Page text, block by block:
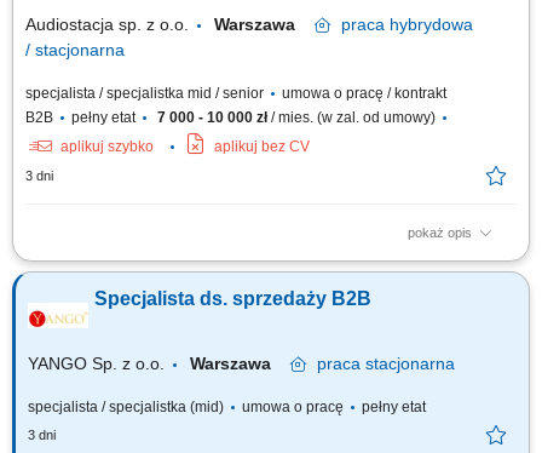
Audiostacja sp. z o.o. Warszawa praca hybrydowa
/ stacjonarna
specjalista / specjalistka mid / senior
umowa o pracę / kontrakt
B2B
pełny etat 7 000 - 10 000 zł/ mies. (w zal. od umowy)
aplikuj szybko
aplikuj bez CV
3 dni
pokaż opis
Zakres obowiązków: Obsługa i rozwój relacji z klientami biznesowymi
handlowe) Aktywna współpraca z partnerami w całej Polsce; Realizacja
planów sprzedażowych; Spotkania i wizyty u klientów; Przygotowywanie
Specjalista ds. sprzedaży B2B
YANGO Sp. z o.o. Warszawa praca stacjonarna
specjalista / specjalistka (mid) umowa o pracę pełny etat
3 dni